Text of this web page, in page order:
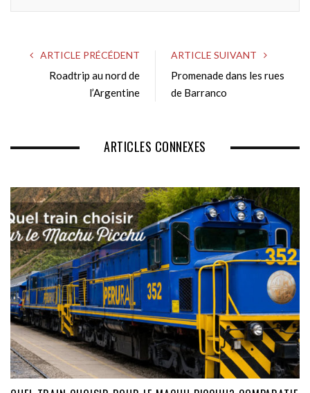
i
t
e
ARTICLE PRÉCÉDENT
Roadtrip au nord de
l’Argentine
ARTICLE SUIVANT
Promenade dans les rues
de Barranco
ARTICLES CONNEXES